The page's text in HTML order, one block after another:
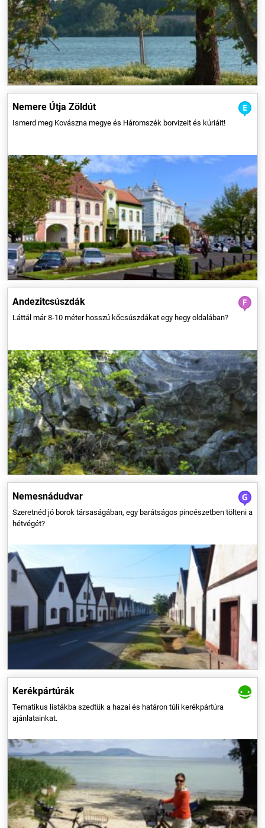
Nemere Útja Zöldút
A túrázók az érintetlen, autentikus vidéki tájat, az eldugott természeti,
történeti és kulturális értékeket fedezhetik fel Háromszéken. A tájba
simuló borvizekre épülő fürdők sehol máshol nem látható
különlegességei a vidéknek.
Ismerd meg Kovászna megye és Háromszék borvizeit és kúriáit!
Andezitcsúszdák
A világon mindössze öt olyan természeti képződményről tudunk, mint a
vulkanikus andezitoszlopokból felépülő béri Nagy-hegy, amely 8-10
millió évvel ezelőtt jött létre. A hely apró szépséghibája, hogy kőlejtőkön
csúszdázni igencsak balesetveszélyes.
Láttál már 8-10 méter hosszú kőcsúszdákat egy hegy oldalában?
Nemesnádudvar
A Hajóshoz közeli bácskai falu híres történelmi pincesora éppen ezt
nyújthatja számodra. A faluba érve egyből a pincesoron találjuk
magunkat, ahol őseik tudományát ismerő borászok várják a látogatókat.
Ha már ott járunk, felkereshetjük a helyi bormúzeumot is.
Szeretnéd jó borok társaságában, egy barátságos pincészetben tölteni a
hétvégét?
Kerékpártúrák
Listába szedtük biciklitúráinkat, hogy egyszerűbben találjátok meg
következő célpontotokat. A nagyobb tavak körüli körtúráktól kezdve a
családos tekerésen át a csúcsok meghódításáig rengeteg útvonalat
ajánlunk nektek.
Tematikus listákba szedtük a hazai és határon túli kerékpártúra
ajánlatainkat.
A túra során az Alföld kevéssé ismert területére kalandozunk, és
hagyjuk magunkat meglepni. Így láthatunk díszes, Zsolnay-majolikás
templomot Tompa mellett, és felfedezhetjük Bácsalmást, amely a
térség egyik legfontosabb települése.